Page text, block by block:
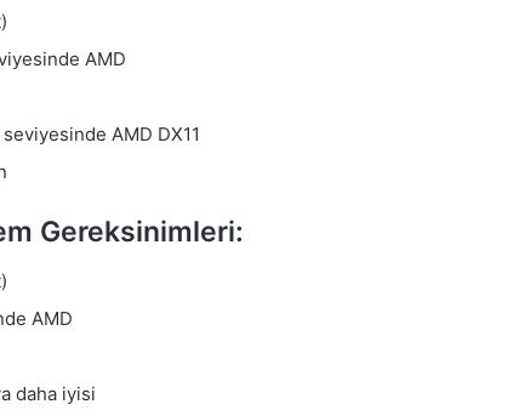
AMD
AMD DX11
Gereksinimleri:
AMD
daha iyisi